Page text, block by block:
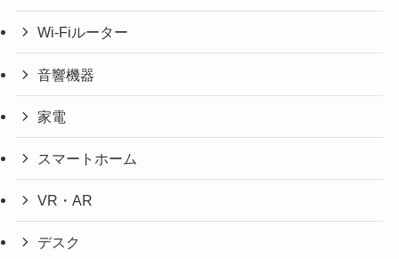
Wi-Fiルーター
音響機器
家電
スマートホーム
VR・AR
デスク